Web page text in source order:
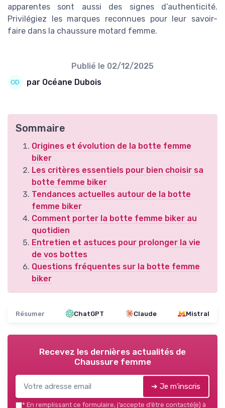
apparentes sont aussi des signes d’authenticité.
Privilégiez les marques reconnues pour leur savoir-
faire dans la chaussure motard femme.
Publié le 02/12/2025
par Océane Dubois
Sommaire
Origines et évolution de la botte femme
biker
Les critères essentiels pour bien choisir sa
botte femme biker
Tendances actuelles autour de la botte
femme biker
Comment porter la botte femme biker au
quotidien
Entretien et astuces pour prolonger la vie
de vos bottes
Questions fréquentes sur la botte femme
biker
Résumer ChatGPT Claude Mistral
Recevez les dernières actualités de
Chaussure femme
➔ Je m'inscris
* En remplissant ce formulaire, j’accepte d’être contacté(e) à